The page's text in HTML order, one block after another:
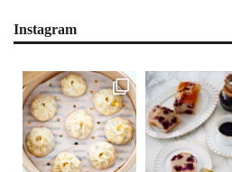
Instagram